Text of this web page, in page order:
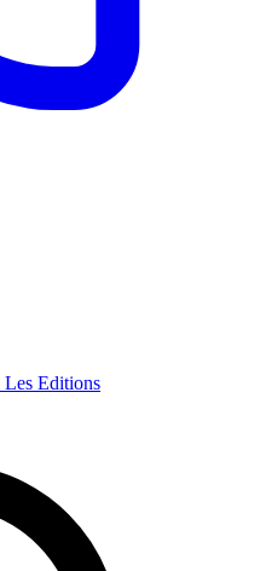
Les Editions